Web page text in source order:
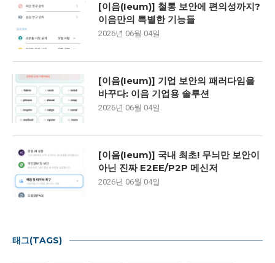
[이음(Ieum)] 철통 보안에 편의성까지?
이음만의 특별한 기능들
2026년 06월 04일
[이음(Ieum)] 기업 보안의 패러다임을
바꾸다: 이음 기업용 솔루션
2026년 06월 04일
[이음(Ieum)] 국내 최초! 무늬만 보안이
아닌 진짜 E2EE/P2P 메신저
2026년 06월 04일
태그(TAGS)